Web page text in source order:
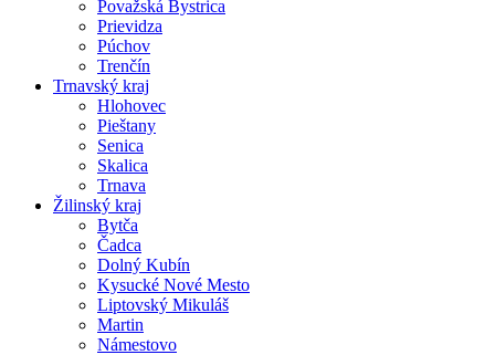
Považská Bystrica
Prievidza
Púchov
Trenčín
Trnavský kraj
Hlohovec
Pieštany
Senica
Skalica
Trnava
Žilinský kraj
Bytča
Čadca
Dolný Kubín
Kysucké Nové Mesto
Liptovský Mikuláš
Martin
Námestovo